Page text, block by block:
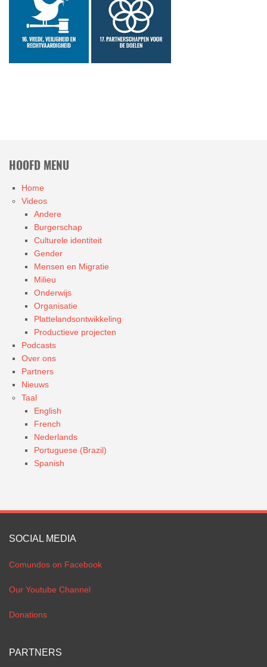
HOOFD MENU
Home
Videos
Andere
Burgerschap
Culturele identiteit
Gender
Mensen en Migratie
Milieu
Onderwijs
Organisatie
Plattelandsontwikkeling
Productieve projecten
Podcasts
Over ons
Partners
Nieuws
Taal
English
French
Nederlands
Portuguese (Brazil)
Spanish
SOCIAL MEDIA
Comundos on Facebook
Our Youtube Channel
Donations
PARTNERS